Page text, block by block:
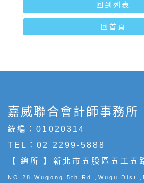
回到列表
回首頁
嘉威聯合會計師事務所
統編：01020314
TEL： 02 2299-5888
【 總所 】新北市五股區五工五
NO.28,Wugong 5th Rd.,Wugu